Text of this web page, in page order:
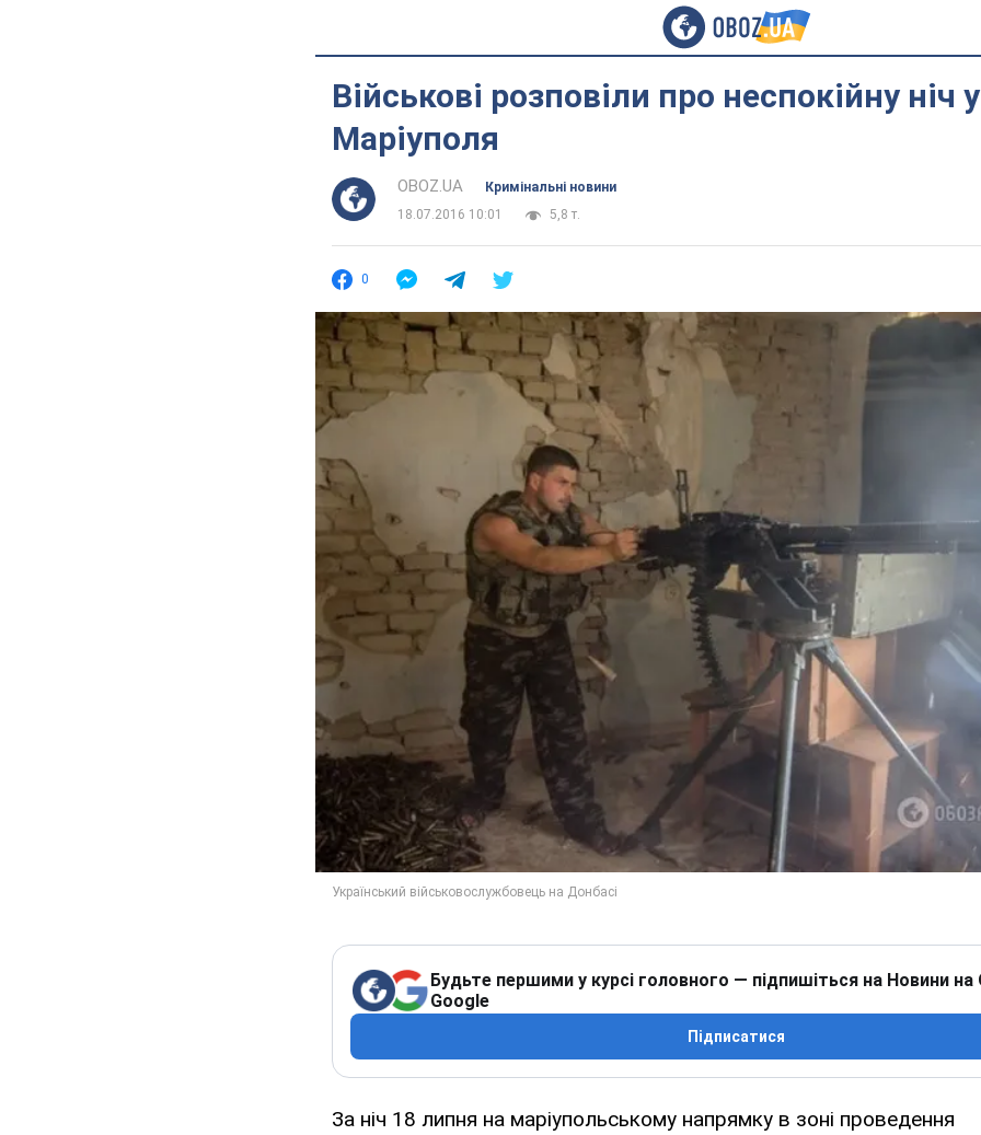
Військові розповіли про неспокійну ніч
Маріуполя
OBOZ.UA
Кримінальні новини
18.07.2016 10:01
5,8 т.
0
Будьте першими у курсі головного — підпишіться на Новини на
Google
Підписатися
За ніч 18 липня на маріупольському напрямку в зоні проведення